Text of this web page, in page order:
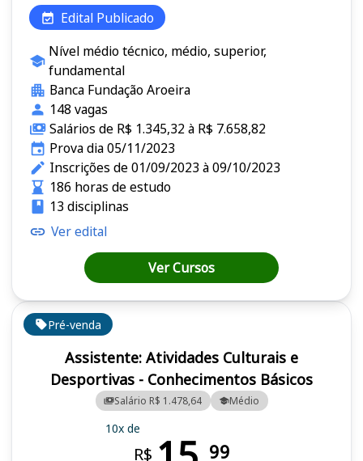
Pré-venda
Assistente: Atividades Culturais e
Desportivas - Conhecimentos Básicos
Salário R$ 1.478,64 Médio
10x de
R$ 99
Edital Publicado
Nível médio técnico, médio, superior,
fundamental
Banca Fundação Aroeira
148 vagas
Salários de R$ 1.345,32 à R$ 7.658,82
Prova dia 05/11/2023
Inscrições de 01/09/2023 à 09/10/2023
186 horas de estudo
13 disciplinas
Ver edital
Ver Cursos